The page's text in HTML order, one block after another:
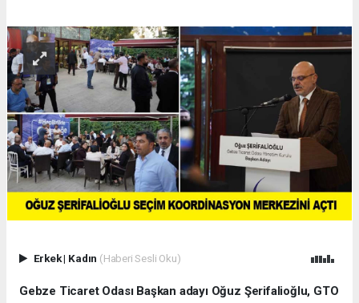
Erkek| Kadın (Haberi Sesli Oku)
Gebze Ticaret Odası Başkan adayı Oğuz Şerifalioğlu, GTO